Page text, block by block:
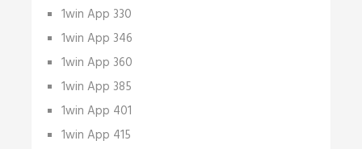
1win App 330
1win App 346
1win App 360
1win App 385
1win App 401
1win App 415